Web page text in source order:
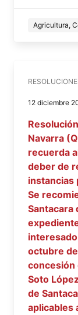
Agricultura,
12 diciembre
Navarra
recuerda
deber de
instancias
Se
Santacara
octubre
concesión
Soto
de
aplicables